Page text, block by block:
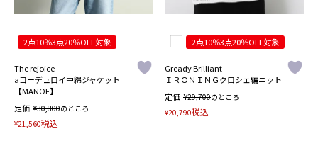
2点10％3点20％OFF対象
The rejoice
aコーデュロイ中綿ジャケット
【MANOF】
定価 ¥30,800のところ
¥21,560税込
2点10％3点20％OFF対象
Gready Brilliant
ＩＲＯＮＩＮＧクロシェ編ニット
定価 ¥29,700のところ
¥20,790税込